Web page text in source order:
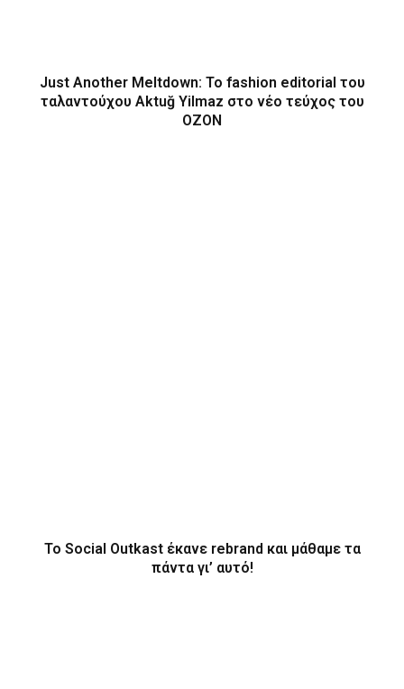
Just Another Meltdown: To fashion editorial του
ταλαντούχου Aktuğ Yilmaz στο νέο τεύχος του
OZON
Το Social Outkast έκανε rebrand και μάθαμε τα
πάντα γι’ αυτό!